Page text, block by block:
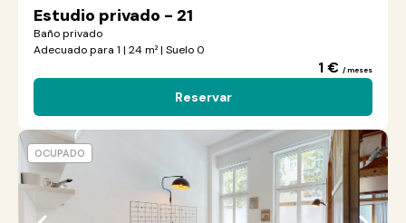
Estudio privado - 21
Baño privado
Adecuado para 1 | 24 m² | Suelo 0
1 € / meses
Reservar
OCUPADO